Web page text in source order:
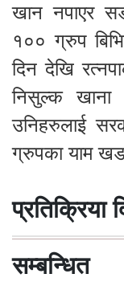
खान नपाएर
१०० ग्रुप
दिन देखि
निसुल्क
उनिहरुलाई
ग्रुपका याम
प्रतिक्रिया
सम्बन्धित